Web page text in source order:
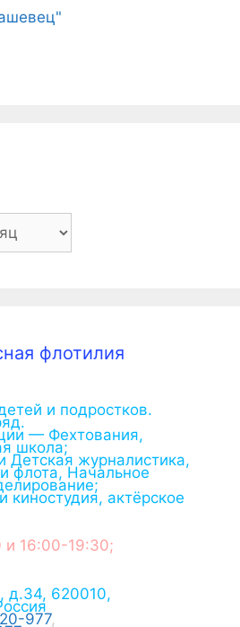
флотилия
и подростков.
— Фехтования,
школа;
Детская журналистика,
флота, Начальное
киностудия, актёрское
и 16:00-19:30;
д.34, 620010,
977,